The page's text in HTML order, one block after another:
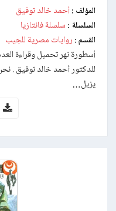
المؤلف : أحمد خالد توفيق
السلسلة : سلسلة فانتازيا
القسم : روايات مصرية للجيب
أسطورة نهر تحميل وقراءة
للدكتور أحمد خالد توفيق .
يزيل…